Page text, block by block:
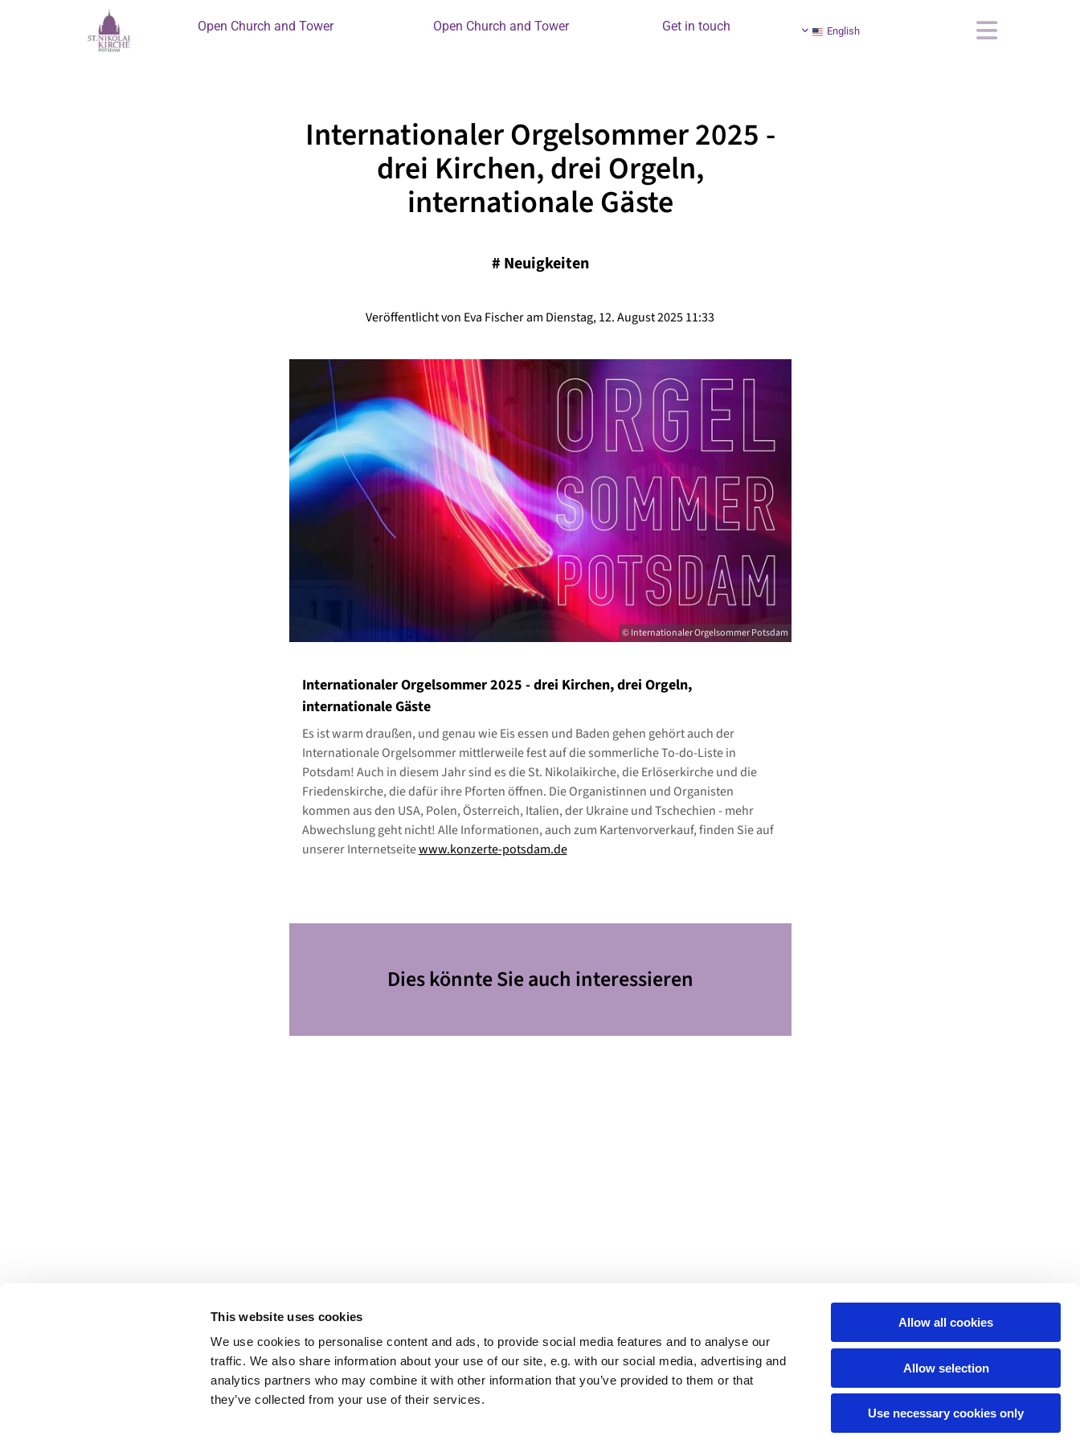
This website uses cookies
We use cookies to personalise content and ads, to provide social media features and to analyse our
traffic. We also share information about your use of our site, e.g. with our social media, advertising and
analytics partners who may combine it with other information that you’ve provided to them or that
they’ve collected from your use of their services.
Allow all cookies
Allow selection
Use necessary cookies only
Open Church and Tower Open Church and Tower Get in touch English
Internationaler Orgelsommer 2025 -
drei Kirchen, drei Orgeln,
internationale Gäste
# Neuigkeiten
Veröffentlicht von Eva Fischer am Dienstag, 12. August 2025 11:33
© Internationaler Orgelsommer Potsdam
Internationaler Orgelsommer 2025 - drei Kirchen, drei Orgeln,
internationale Gäste
Es ist warm draußen, und genau wie Eis essen und Baden gehen gehört auch der
Internationale Orgelsommer mittlerweile fest auf die sommerliche To-do-Liste in
Potsdam! Auch in diesem Jahr sind es die St. Nikolaikirche, die Erlöserkirche und die
Friedenskirche, die dafür ihre Pforten öffnen. Die Organistinnen und Organisten
kommen aus den USA, Polen, Österreich, Italien, der Ukraine und Tschechien - mehr
Abwechslung geht nicht! Alle Informationen, auch zum Kartenvorverkauf, finden Sie auf
unserer Internetseitewww.konzerte-potsdam.de
Dies könnte Sie auch interessieren